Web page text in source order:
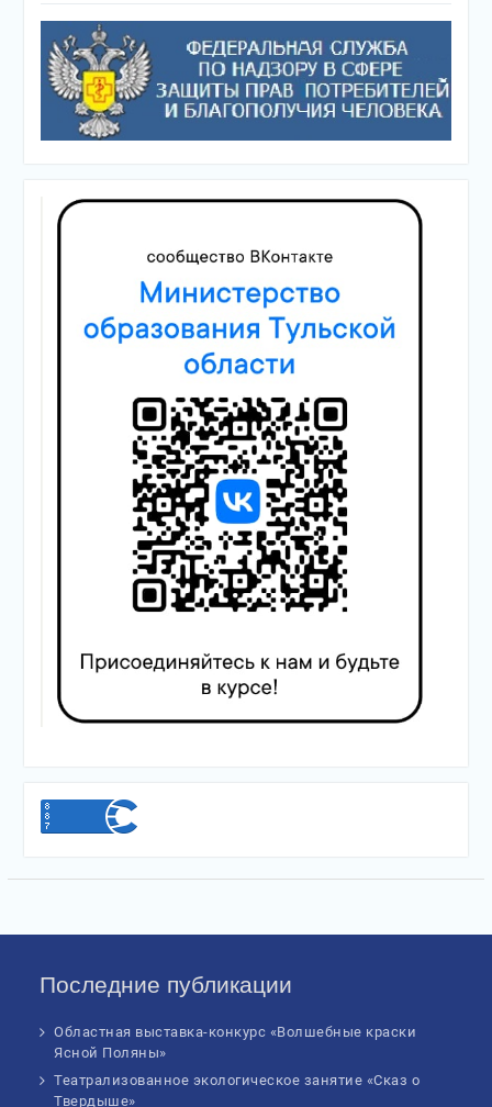
Последние публикации
Областная выставка-конкурс «Волшебные краски
Ясной Поляны»
Театрализованное экологическое занятие «Сказ о
Твердыше»